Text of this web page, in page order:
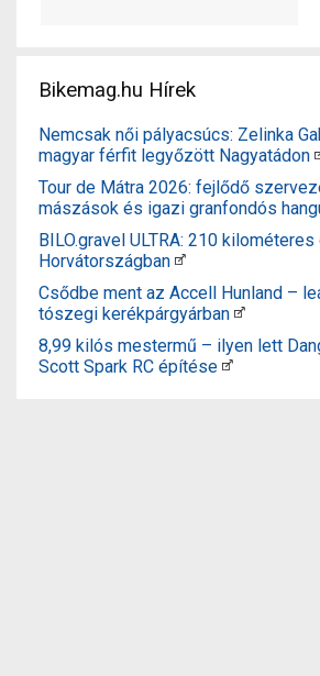
Bikemag.hu Hírek
Nemcsak női pályacsúcs: Zelinka
magyar férfit legyőzött Nagyatádon
Tour de Mátra 2026: fejlődő
mászások és igazi granfondós
BILO.gravel ULTRA: 210
Horvátországban
Csődbe ment az Accell Hunland –
tószegi kerékpárgyárban
8,99 kilós mestermű – ilyen lett
Scott Spark RC építése